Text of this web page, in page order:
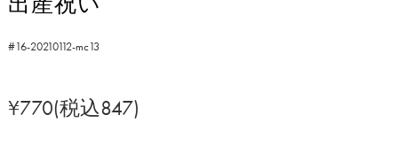
#16-20210112-mc13
¥770(税込847)